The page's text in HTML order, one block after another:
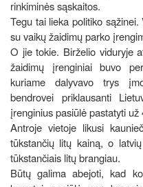
rinkiminės sąskaitos.
Tegu tai lieka politiko
su vaikų žaidimų parko
O jie tokie. Birželio viduryje
žaidimų įrenginiai buvo
kuriame dalyvavo trys
bendrovei priklausanti
įrenginius pasiūlė pastatyti už
Antroje vietoje likusi
tūkstančių litų kainą, o
tūkstančiais litų brangiau.
Būtų galima abejoti, kad